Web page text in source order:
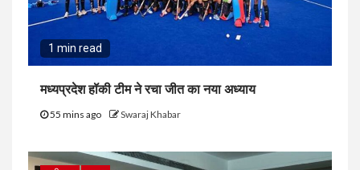
1 min read
मध्यप्रदेश हॉकी टीम ने रचा जीत का नया अध्याय
55 mins ago Swaraj Khabar